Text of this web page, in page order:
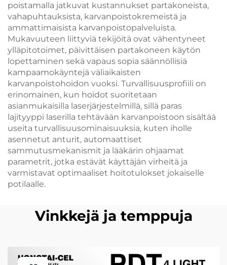
poistamalla jatkuvat kustannukset partakoneista,
vahapuhtauksista, karvanpoistokremeistä ja
ammattimaisista karvanpoistopalveluista.
Mukavuuteen liittyviä tekijöitä ovat vähentyneet
ylläpitotoimet, päivittäisen partakoneen käytön
lopettaminen sekä vapaus sopia säännöllisiä
kampaamokäyntejä väliaikaisten
karvanpoistohoidon vuoksi. Turvallisuusprofiili on
erinomainen, kun hoidot suoritetaan
asianmukaisilla laserjärjestelmillä, sillä paras
lajityyppi laserilla tehtävään karvanpoistoon sisältää
useita turvallisuusominaisuuksia, kuten iholle
asennetut anturit, automaattiset
sammutusmekanismit ja lääkärin ohjaamat
parametrit, jotka estävät käyttäjän virheitä ja
varmistavat optimaaliset hoitotulokset jokaiselle
potilaalle.
Vinkkejä ja temppuja